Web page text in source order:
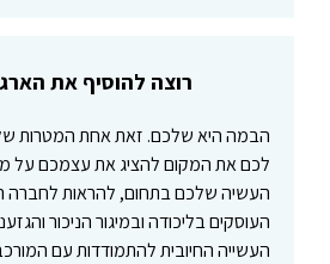
ת
רוצה להוסיף את
הבמה היא שלכם. זאת אחת המטרות
לכם את המקום להציג את עצמכם על
העשיה שלכם בתחום, להראות לחברה
העוסקים בליכודה ובמיגור הניכור
העשייה החיובית להתמודדות עם